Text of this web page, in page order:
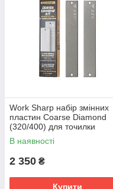
Work Sharp набір змінних
пластин Coarse Diamond
(320/400) для точилки
WSBCHPAJ-PRO, 2 шт
В наявності
2 350 ₴
Купити